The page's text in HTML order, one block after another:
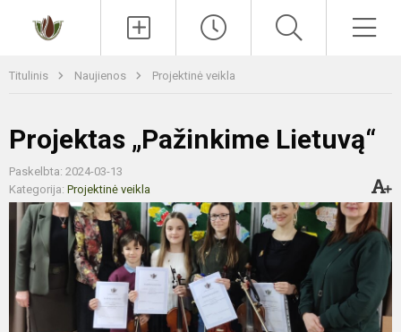
Titulinis Naujienos Projektinė veikla
Projektas „Pažinkime Lietuvą“
Paskelbta: 2024-03-13
Kategorija: Projektinė veikla